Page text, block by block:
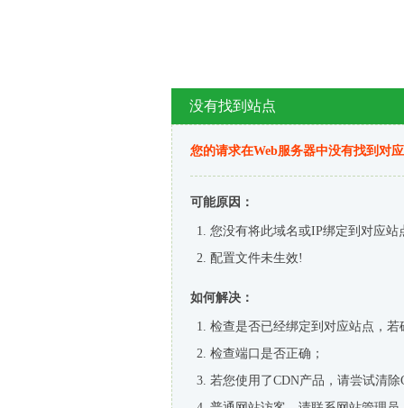
没有找到站点
您的请求在Web服务器中没有找到对
可能原因：
您没有将此域名或IP绑定到对应站
配置文件未生效!
如何解决：
检查是否已经绑定到对应站点，
检查端口是否正确；
若您使用了CDN产品，请尝试清除